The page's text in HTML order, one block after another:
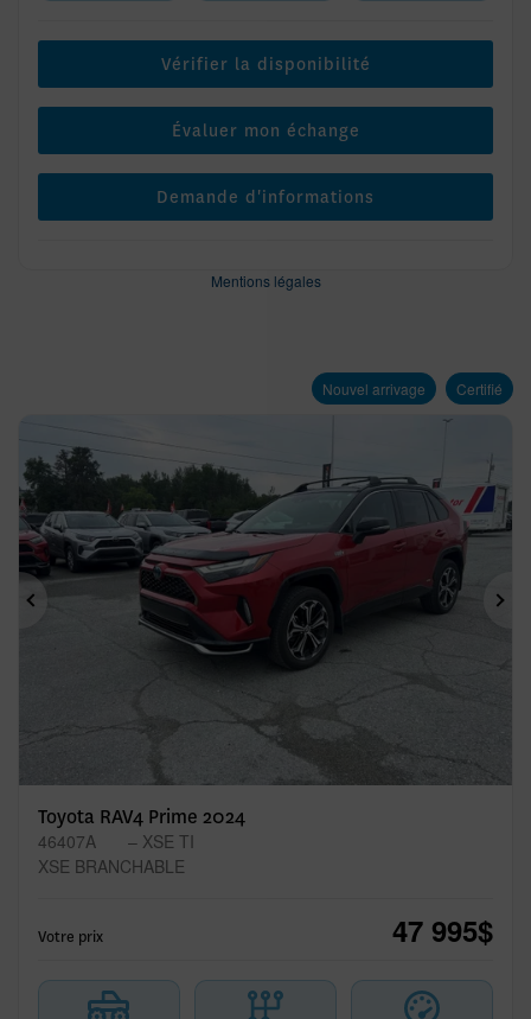
Vérifier la disponibilité
Évaluer mon échange
Demande d'informations
Mentions légales
Nouvel arrivage Certifié
Précédent
Toyota RAV4 Prime 2024
46407A
– XSE TI
XSE BRANCHABLE
Votre prix 47 995$